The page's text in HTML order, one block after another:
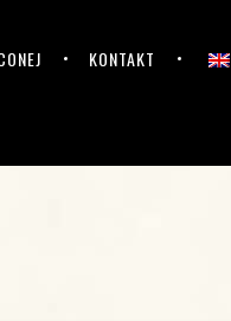
KONTAKT